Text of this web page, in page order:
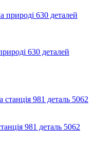
630 деталей
981 деталь 5062